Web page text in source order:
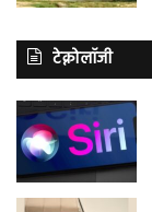
टेक्नोलॉजी